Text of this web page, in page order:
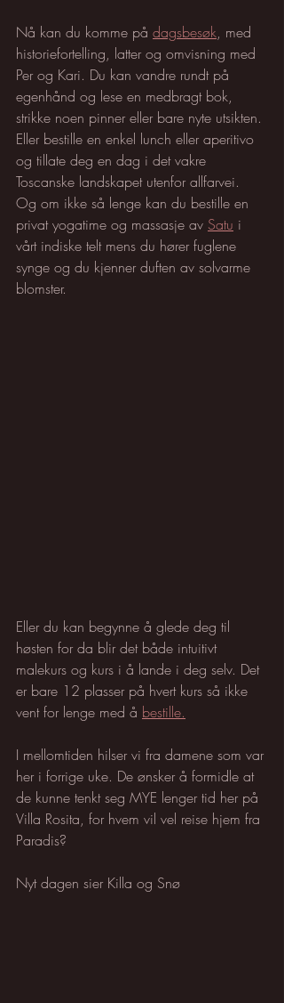
Nå kan du komme på dagsbesøk, med
historiefortelling, latter og omvisning med
Per og Kari. Du kan vandre rundt på
egenhånd og lese en medbragt bok,
strikke noen pinner eller bare nyte utsikten.
Eller bestille en enkel lunch eller aperitivo
og tillate deg en dag i det vakre
Toscanske landskapet utenfor allfarvei.
Og om ikke så lenge kan du bestille en
privat yogatime og massasje av Satu i
vårt indiske telt mens du hører fuglene
synge og du kjenner duften av solvarme
blomster.
Eller du kan begynne å glede deg til
høsten for da blir det både intuitivt
malekurs og kurs i å lande i deg selv. Det
er bare 12 plasser på hvert kurs så ikke
vent for lenge med å bestille.
I mellomtiden hilser vi fra damene som var
her i forrige uke. De ønsker å formidle at
de kunne tenkt seg MYE lenger tid her på
Villa Rosita, for hvem vil vel reise hjem fra
Paradis?
Nyt dagen sier Killa og Snø